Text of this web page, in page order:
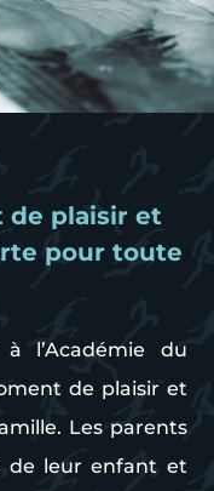
de plaisir et
pour toute
l’Académie du
de plaisir et
Les parents
de leur enfant et